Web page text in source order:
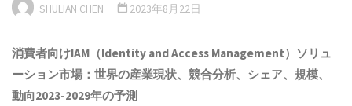
SHULIAN CHEN 2023年8月22日
消費者向けIAM（Identity and Access Management）ソリュ
ーション市場：世界の産業現状、競合分析、シェア、規模、
動向2023-2029年の予測